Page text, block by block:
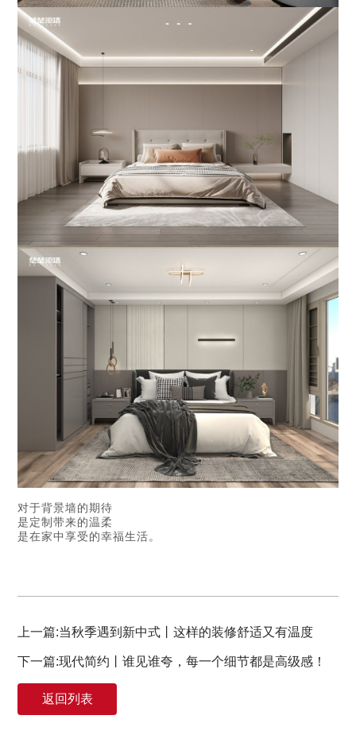
对于背景墙的期待
是定制带来的温柔
是在家中享受的幸福生活。
上一篇:当秋季遇到新中式丨这样的装修舒适又有温度
下一篇:现代简约丨谁见谁夸，每一个细节都是高级感！
返回列表